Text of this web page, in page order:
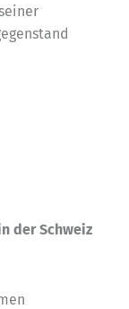
der Schweiz